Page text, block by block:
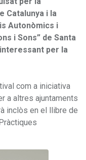
Catalunya i la
Autonòmics i
i Sons” de Santa
per la
com a iniciativa
a altres ajuntaments
inclòs en el llibre de